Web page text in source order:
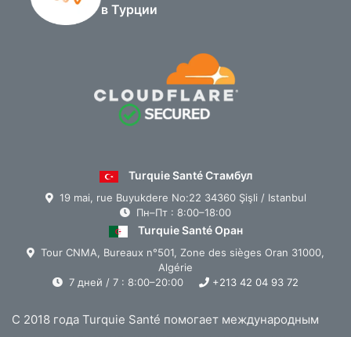
в Турции
Turquie Santé Стамбул
19 mai, rue Buyukdere No:22 34360 Şişli / Istanbul
Пн–Пт : 8:00–18:00
Turquie Santé Оран
Tour CNMA, Bureaux n°501, Zone des sièges Oran 31000,
Algérie
7 дней / 7 : 8:00–20:00
+213 42 04 93 72
С 2018 года Turquie Santé помогает международным